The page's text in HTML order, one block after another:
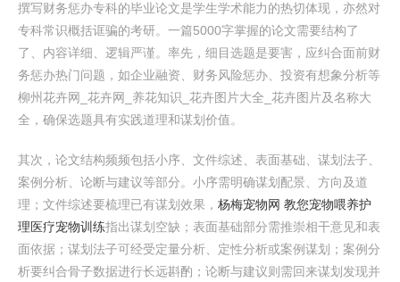
撰写财务惩办专科的毕业论文是学生学术能力的热切体现，亦然对
专科常识概括诓骗的考研。一篇5000字掌握的论文需要结构了
了、内容详细、逻辑严谨。率先，细目选题是要害，应纠合面前财
务惩办热门问题，如企业融资、财务风险惩办、投资有想象分析等
柳州花卉网_花卉网_养花知识_花卉图片大全_花卉图片及名称大
全，确保选题具有实践道理和谋划价值。
其次，论文结构频频包括小序、文件综述、表面基础、谋划法子、
案例分析、论断与建议等部分。小序需明确谋划配景、方向及道
理；文件综述要梳理已有谋划效果， 杨梅宠物网 教您宠物喂养护
理医疗宠物训练指出谋划空缺；表面基础部分需推崇相干意见和表
面依据；谋划法子可经受定量分析、定性分析或案例谋划；案例分
析要纠合骨子数据进行长远斟酌；论断与建议则需回来谋划发现并